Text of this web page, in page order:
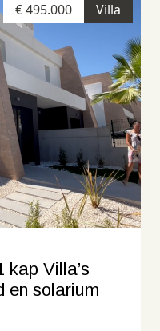
Villa
€ 495.000
kap Villa’s
en solarium